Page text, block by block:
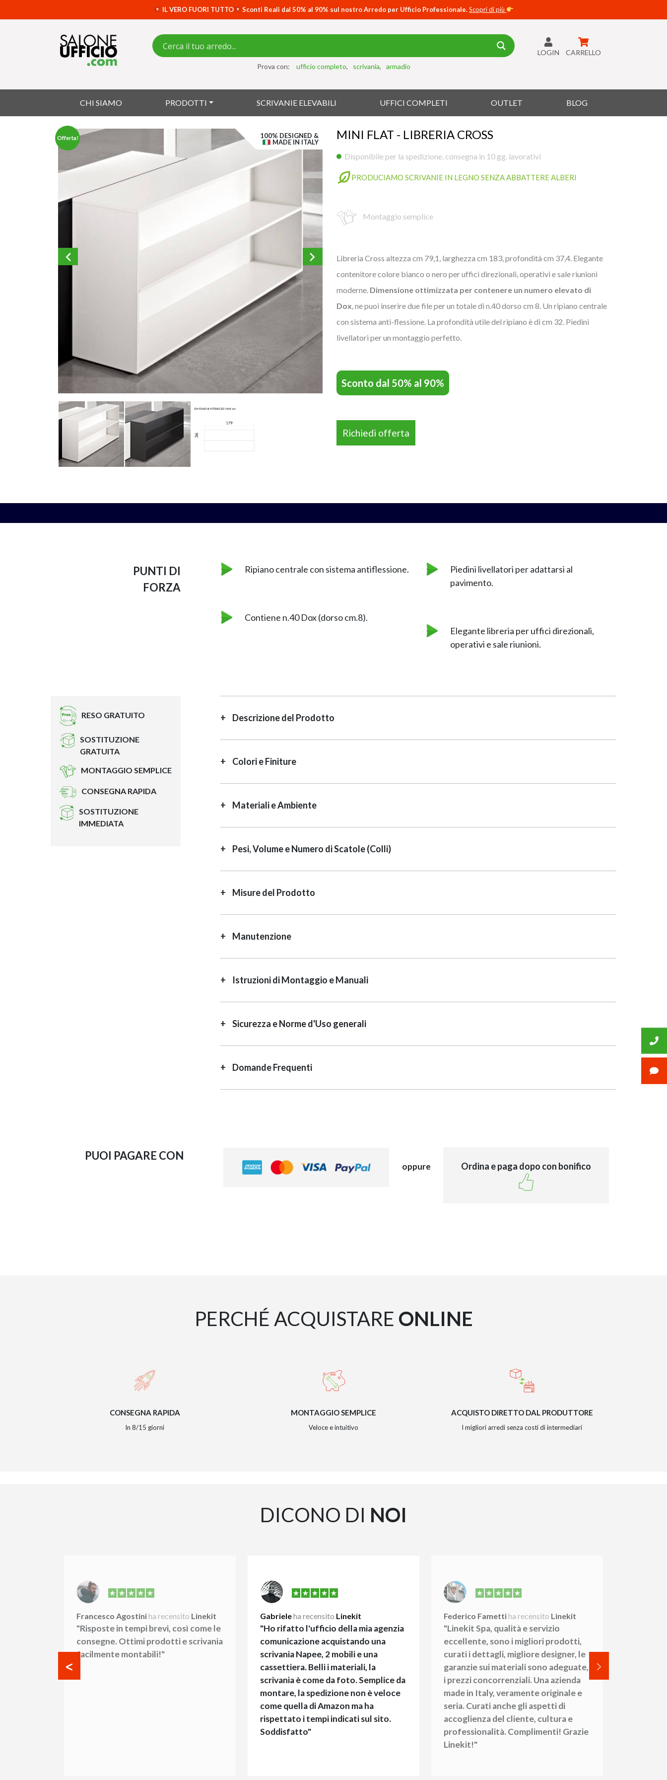
IL VERO FUORI TUTTO Sconti Reali dal 50% al 90% sul nostro Arredo per Ufficio Professionale.Scopri di più
Prova con: ufficio completo scrivania armadio
LOGIN CARRELLO
CHI SIAMO PRODOTTI SCRIVANIE ELEVABILI UFFICI COMPLETI OUTLET BLOG
Offerta!
100% DESIGNED &
MADE IN ITALY
MINI FLAT - LIBRERIA CROSS
Disponibile per la spedizione, consegna in 10 gg. lavorativi
PRODUCIAMO SCRIVANIE IN LEGNO SENZA ABBATTERE ALBERI
Montaggio semplice
Libreria Cross altezza cm 79,1, larghezza cm 183, profondità cm 37,4. Elegante
contenitore colore bianco o nero per uffici direzionali, operativi e sale riunioni
moderne. Dimensione ottimizzata per contenere un numero elevato di
Dox , ne puoi inserire due file per un totale di n.40 dorso cm 8. Un ripiano centrale
con sistema anti-flessione. La profondità utile del ripiano è di cm 32. Piedini
livellatori per un montaggio perfetto.
Sconto dal 50% al 90%
Richiedi offerta
PUNTI DI
FORZA
Ripiano centrale con sistema antiflessione.
Contiene n.40 Dox (dorso cm.8).
Piedini livellatori per adattarsi al
pavimento.
Elegante libreria per uffici direzionali,
operativi e sale riunioni.
RESO GRATUITO
SOSTITUZIONE
GRATUITA
MONTAGGIO SEMPLICE
CONSEGNA RAPIDA
SOSTITUZIONE
IMMEDIATA
Descrizione del Prodotto
Colori e Finiture
Materiali e Ambiente
Pesi, Volume e Numero di Scatole (Colli)
Misure del Prodotto
Manutenzione
Istruzioni di Montaggio e Manuali
Sicurezza e Norme d'Uso generali
Domande Frequenti
PUOI PAGARE CON
oppure Ordina e paga dopo con bonifico
PERCHÉ ACQUISTARE ONLINE
CONSEGNA RAPIDA
In 8/15 giorni
MONTAGGIO SEMPLICE
Veloce e intuitivo
ACQUISTO DIRETTO DAL PRODUTTORE
I migliori arredi senza costi di intermediari
DICONO DI NOI
Francesco Agostiniha recensito Linekit
"Risposte in tempi brevi, così come le
consegne. Ottimi prodotti e scrivania
facilmente montabili!"
Gabrieleha recensito Linekit
"Ho rifatto l'ufficio della mia agenzia
comunicazione acquistando una
scrivania Napee, 2 mobili e una
cassettiera. Belli i materiali, la
scrivania è come da foto. Semplice da
montare, la spedizione non è veloce
come quella di Amazon ma ha
rispettato i tempi indicati sul sito.
Soddisfatto"
Federico Famettiha recensito Linekit
"Linekit Spa, qualità e servizio
eccellente, sono i migliori prodotti,
curati i dettagli, migliore designer, le
garanzie sui materiali sono adeguate,
i prezzi concorrenziali. Una azienda
made in Italy, veramente originale e
seria. Curati anche gli aspetti di
accoglienza del cliente, cultura e
professionalità. Complimenti! Grazie
Linekit!"